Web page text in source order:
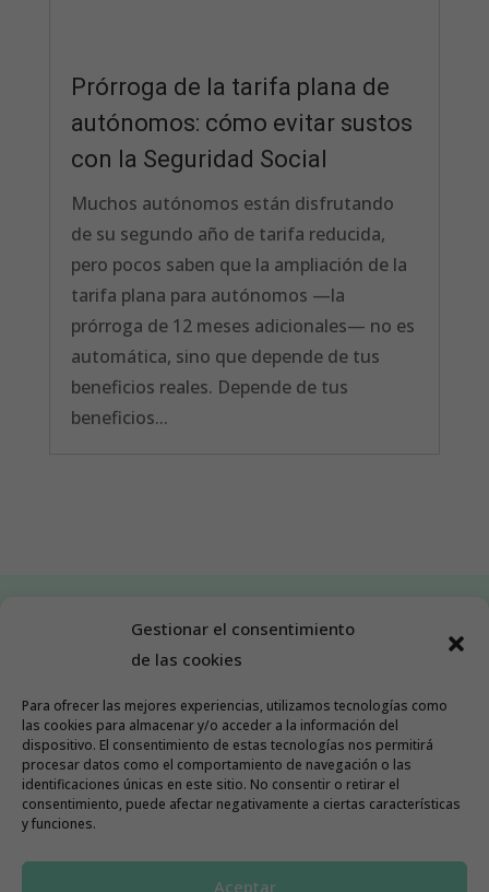
Gestionar el consentimiento
de las cookies
Para ofrecer las mejores experiencias, utilizamos tecnologías como
las cookies para almacenar y/o acceder a la información del
dispositivo. El consentimiento de estas tecnologías nos permitirá
procesar datos como el comportamiento de navegación o las
identificaciones únicas en este sitio. No consentir o retirar el
consentimiento, puede afectar negativamente a ciertas características
y funciones.
Aceptar
Prórroga de la tarifa plana de
autónomos: cómo evitar sustos
con la Seguridad Social
Muchos autónomos están disfrutando
de su segundo año de tarifa reducida,
pero pocos saben que la ampliación de la
tarifa plana para autónomos —la
prórroga de 12 meses adicionales— no es
automática, sino que depende de tus
beneficios reales. Depende de tus
beneficios...
SÍGUEME EN MIS REDES:
@asesoraemprende
@laescueladelautonomo